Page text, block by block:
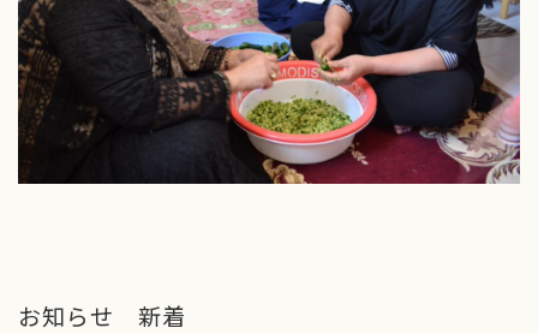
お知らせ 新着